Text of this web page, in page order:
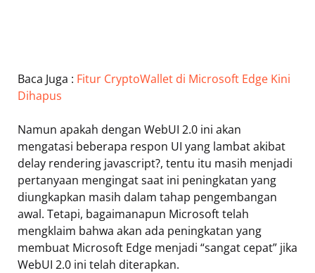
Baca Juga : Fitur CryptoWallet di Microsoft Edge Kini
Dihapus
Namun apakah dengan WebUI 2.0 ini akan
mengatasi beberapa respon UI yang lambat akibat
delay rendering javascript?, tentu itu masih menjadi
pertanyaan mengingat saat ini peningkatan yang
diungkapkan masih dalam tahap pengembangan
awal. Tetapi, bagaimanapun Microsoft telah
mengklaim bahwa akan ada peningkatan yang
membuat Microsoft Edge menjadi “sangat cepat” jika
WebUI 2.0 ini telah diterapkan.